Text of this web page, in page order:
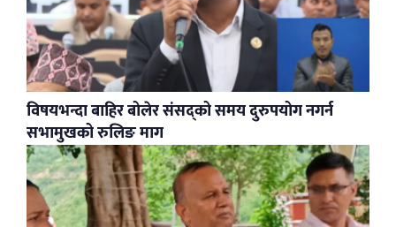
विषयभन्दा बाहिर बोलेर संसद्को समय दुरुपयोग नगर्न
सभामुखको रुलिङ माग